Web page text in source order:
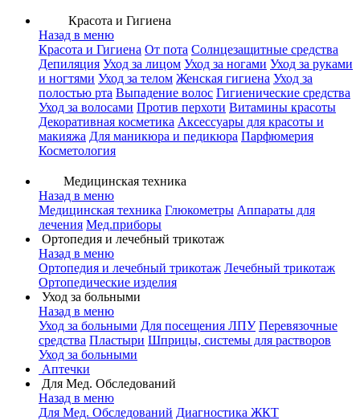
Красота и Гигиена
Назад в меню
Красота и Гигиена От пота Солнцезащитные средства
Депиляция Уход за лицом Уход за ногами Уход за руками
и ногтями Уход за телом Женская гигиена Уход за
полостью рта Выпадение волос Гигиенические средства
Уход за волосами Против перхоти Витамины красоты
Декоративная косметика Аксессуары для красоты и
макияжа Для маникюра и педикюра Парфюмерия
Косметология
Медицинская техника
Назад в меню
Медицинская техника Глюкометры Аппараты для
лечения Мед.приборы
Ортопедия и лечебный трикотаж
Назад в меню
Ортопедия и лечебный трикотаж Лечебный трикотаж
Ортопедические изделия
Уход за больными
Назад в меню
Уход за больными Для посещения ЛПУ Перевязочные
средства Пластыри Шприцы, системы для растворов
Уход за больными
Аптечки
Для Мед. Обследований
Назад в меню
Для Мед. Обследований Диагностика ЖКТ